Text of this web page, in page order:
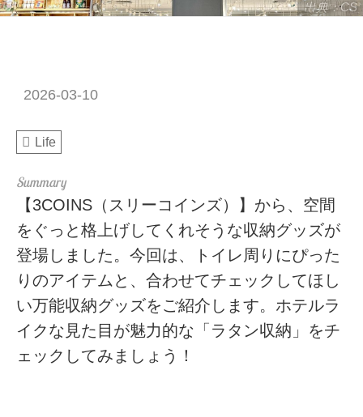
出典：CS
2026-03-10
Life
【3COINS（スリーコインズ）】から、空間
をぐっと格上げしてくれそうな収納グッズが
登場しました。今回は、トイレ周りにぴった
りのアイテムと、合わせてチェックしてほし
い万能収納グッズをご紹介します。ホテルラ
イクな見た目が魅力的な「ラタン収納」をチ
ェックしてみましょう！